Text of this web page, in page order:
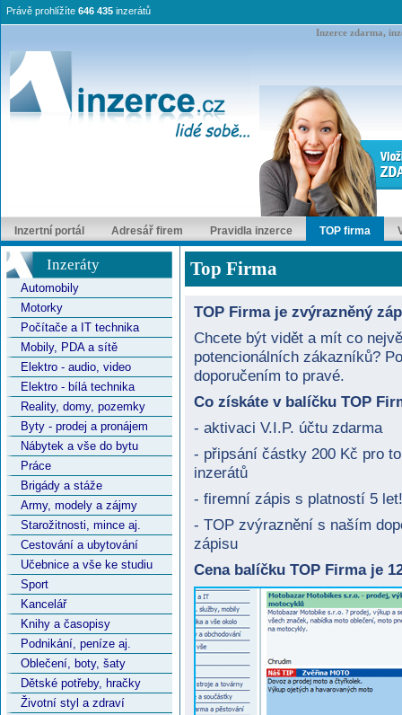
Inzerce zdarma,
Právě prohlížíte 646 435 inzerátů
Inzertní portál Adresář firem Pravidla inzerce TOP firma
Inzeráty
Automobily
Motorky
Počítače a IT technika
Mobily, PDA a sítě
Elektro - audio, video
Elektro - bílá technika
Reality, domy, pozemky
Byty - prodej a pronájem
Nábytek a vše do bytu
Práce
Brigády a stáže
Army, modely a zájmy
Starožitnosti, mince aj.
Cestování a ubytování
Učebnice a vše ke studiu
Sport
Kancelář
Knihy a časopisy
Podnikání, peníze aj.
Oblečení, boty, šaty
Dětské potřeby, hračky
Životní styl a zdraví
Top Firma
TOP Firma je zvýrazněný
Chcete být vidět a mít co
potencionálních zákazníků?
doporučením to pravé.
Co získáte v balíčku TOP
- aktivaci V.I.P. účtu zdarma
- připsání částky 200 Kč pro
inzerátů
- firemní zápis s platností 5 let!
- TOP zvýraznění s naším
zápisu
Cena balíčku TOP Firma je